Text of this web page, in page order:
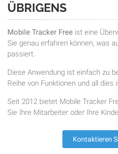
ÜBRIGENS
Mobile Tracker Free ist eine
Sie genau erfahren können, was
passiert.
Diese Anwendung ist einfach zu
Reihe von Funktionen und all
Seit 2012 bietet Mobile Tracker
Sie Ihre Mitarbeiter oder Ihre
Kontaktieren